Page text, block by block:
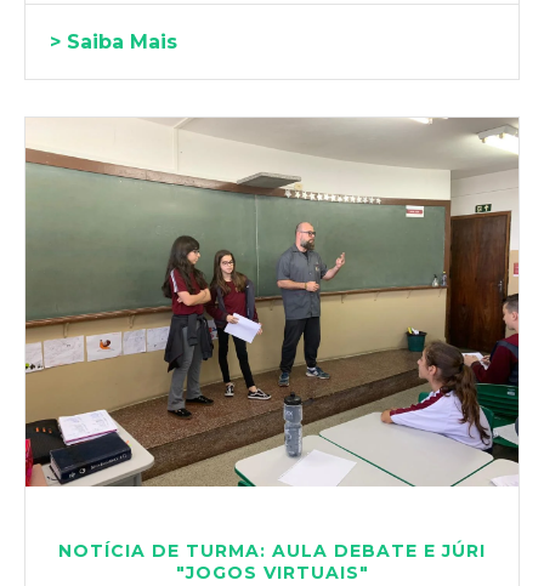
> Saiba Mais
NOTÍCIA DE TURMA: AULA DEBATE E JÚRI
"JOGOS VIRTUAIS"